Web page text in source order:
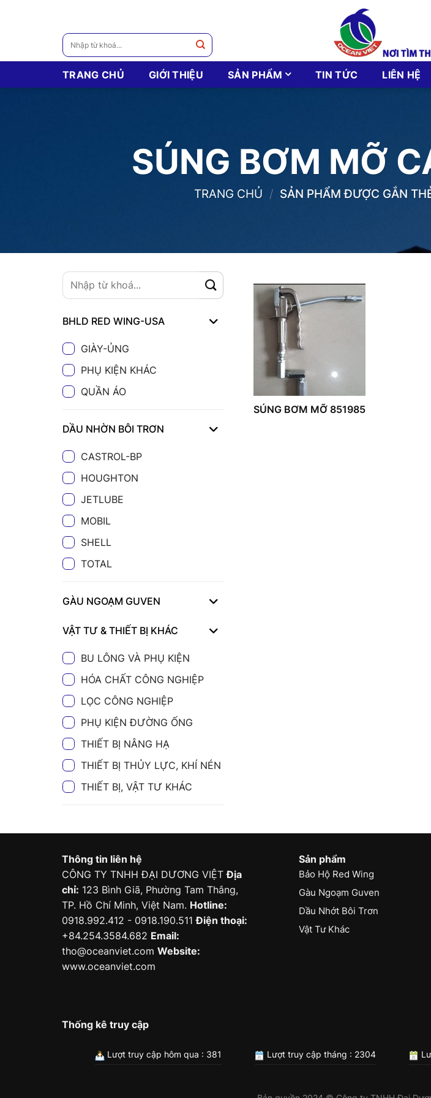
Tìm
kiếm:
TRANG CHỦ GIỚI THIỆU SẢN PHẨM TIN TỨC LIÊN HỆ
SÚNG BƠM MỠ
TRANG CHỦ / SẢN PHẨM ĐƯỢC GẮN
BHLD RED WING-USA
GIÀY-ỦNG
PHỤ KIỆN KHÁC
QUẦN ÁO
DẦU NHỜN BÔI TRƠN
CASTROL-BP
HOUGHTON
JETLUBE
MOBIL
SHELL
TOTAL
GÀU NGOẠM GUVEN
VẬT TƯ & THIẾT BỊ KHÁC
BU LÔNG VÀ PHỤ KIỆN
HÓA CHẤT CÔNG NGHIỆP
LỌC CÔNG NGHIỆP
PHỤ KIỆN ĐƯỜNG ỐNG
THIẾT BỊ NÂNG HẠ
THIẾT BỊ THỦY LỰC, KHÍ NÉN
THIẾT BỊ, VẬT TƯ KHÁC
SÚNG BƠM MỠ 851985
Thông tin liên hệ
CÔNG TY TNHH ĐẠI DƯƠNG VIỆTĐịa
chỉ: 123 Bình Giã, Phường Tam Thắng,
TP. Hồ Chí Minh, Việt Nam. Hotline:
0918.992.412 - 0918.190.511Điện thoại:
+84.254.3584.682 Email:
tho@oceanviet.com Website:
www.oceanviet.com
Sản phẩm
Bảo Hộ Red Wing
Gàu Ngoạm Guven
Dầu Nhớt Bôi Trơn
Vật Tư Khác
Thống kê truy cập
Lượt truy cập hôm qua : 381 Lượt truy cập tháng : 2304